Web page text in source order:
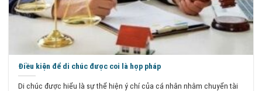
Điều kiện để di chúc được coi là hợp pháp
Di chúc được hiểu là sự thể hiện ý chí của cá nhân nhằm chuyển tài